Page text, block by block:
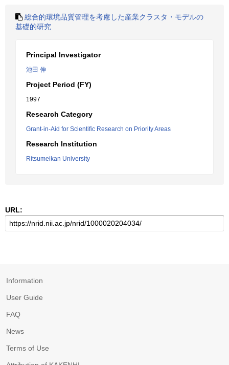
総合的環境品質管理を考慮した産業クラスタ・モデルの
基礎的研究
Principal Investigator
池田 伸
Project Period (FY)
1997
Research Category
Grant-in-Aid for Scientific Research on Priority Areas
Research Institution
Ritsumeikan University
URL:
Information
User Guide
FAQ
News
Terms of Use